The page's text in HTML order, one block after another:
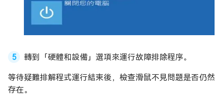
轉到「硬體和設備」選項來運行故障排除程序。
等待疑難排解程式運行結束後，檢查滑鼠不見問題是否仍然
存在。